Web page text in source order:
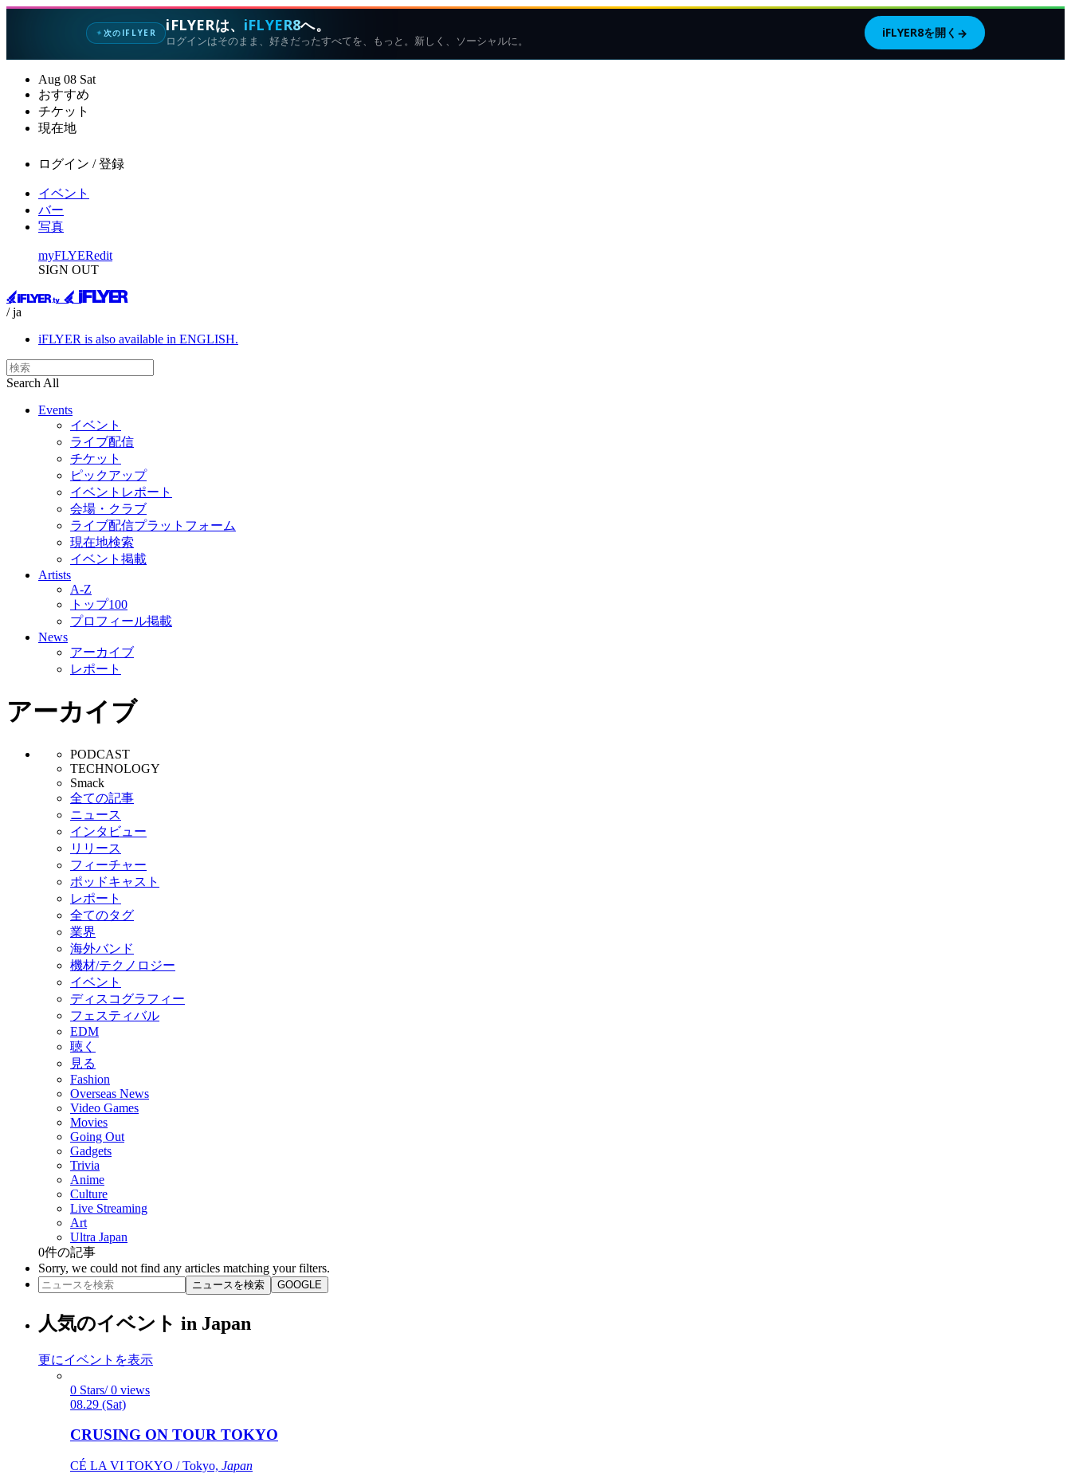
✦次のIFLYER iFLYERは、 iFLYER8へ。
ログインはそのまま、好きだったすべてを、もっと。新しく、ソーシャルに。
iFLYER8を開く →
Aug 08 Sat
おすすめ
チケット
現在地
ログイン / 登録
イベント
バー
写真
myFLYERedit
SIGN OUT
/ ja
iFLYER is also available in ENGLISH.
Search All
Events
イベント
ライブ配信
チケット
ピックアップ
イベントレポート
会場・クラブ
ライブ配信プラットフォーム
現在地検索
イベント掲載
Artists
A-Z
トップ100
プロフィール掲載
News
アーカイブ
レポート
アーカイブ
PODCAST
TECHNOLOGY
Smack
全ての記事
ニュース
インタビュー
リリース
フィーチャー
ポッドキャスト
レポート
全てのタグ
業界
海外バンド
機材/テクノロジー
イベント
ディスコグラフィー
フェスティバル
EDM
聴く
見る
Fashion
Overseas News
Video Games
Movies
Going Out
Gadgets
Trivia
Anime
Culture
Live Streaming
Art
Ultra Japan
0件の記事
Sorry, we could not find any articles matching your filters.
ニュースを検索 GOOGLE
人気のイベント in Japan
更にイベントを表示
0 Stars/ 0 views
08.29 (Sat)
CRUSING ON TOUR TOKYO
CÉ LA VI TOKYO / Tokyo, Japan